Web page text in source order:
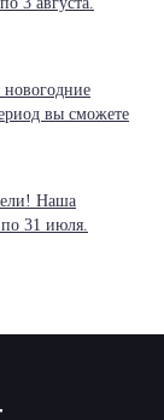
вы сможете
Наша
31 июля.